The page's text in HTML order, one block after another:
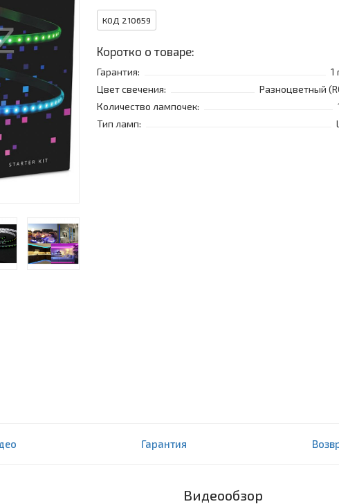
КОД 210659
Коротко о товаре:
Гарантия:
1
Цвет свечения:
Разноцветный
Количество лампочек:
Тип ламп:
Гарантия
Видеообзор